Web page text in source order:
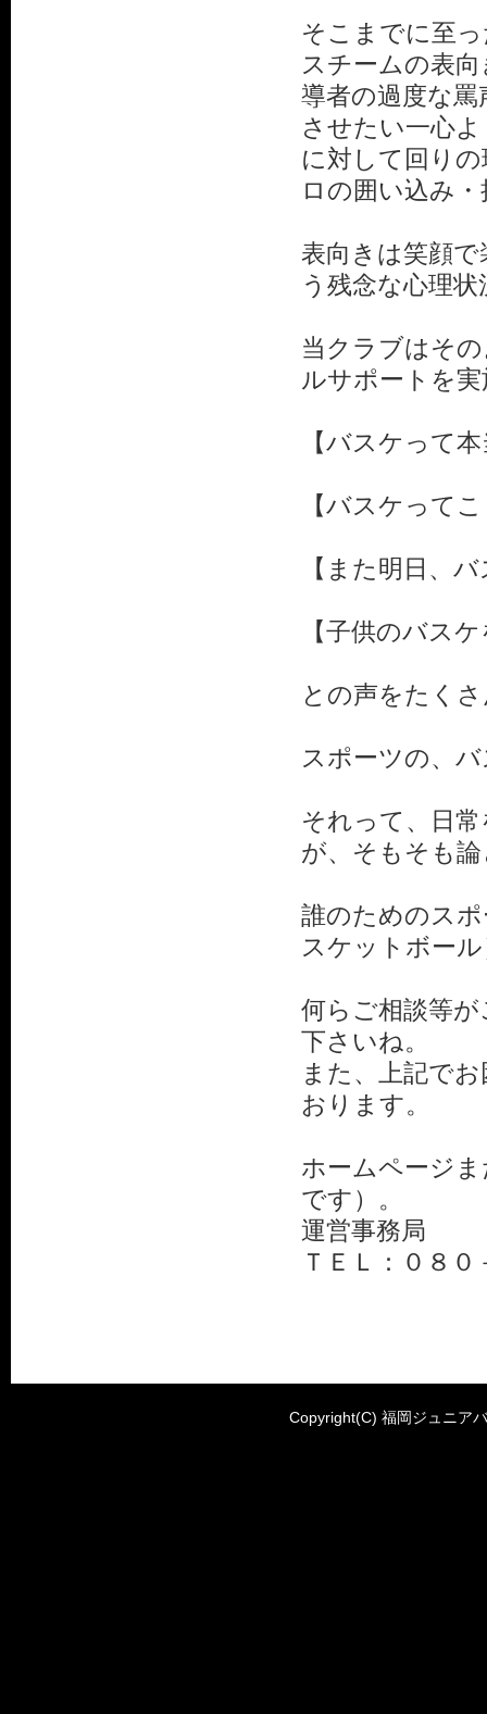
そこまでに至
スチームの表
導者の過度な
させたい一心
に対して回り
ロの囲い込み
表向きは笑顔
う残念な心理
当クラブはそ
ルサポートを
【バスケって
【バスケって
【また明日、
【子供のバス
との声をたく
スポーツの、
それって、日
が、そもそも
誰のためのス
スケットボー
何らご相談等
下さいね。
また、上記で
おります。
ホームページ
です）。
運営事務局
ＴＥＬ：０８
Copyright(C) 福岡ジュニア